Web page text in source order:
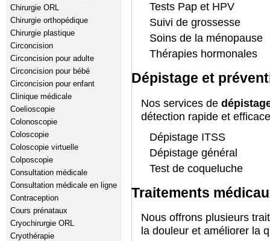
Chirurgie ORL
Chirurgie orthopédique
Chirurgie plastique
Circoncision
Circoncision pour adulte
Circoncision pour bébé
Circoncision pour enfant
Clinique médicale
Coelioscopie
Colonoscopie
Coloscopie
Coloscopie virtuelle
Colposcopie
Consultation médicale
Consultation médicale en ligne
Contraception
Cours prénataux
Cryochirurgie ORL
Cryothérapie
Tests Pap et HPV
Suivi de grossesse
Soins de la ménopause
Thérapies hormonales
Dépistage et
Nos services de
détection rapide et
Dépistage ITSS
Dépistage général
Test de coqueluche
Traitements
Nous offrons plusieurs
la douleur et améliorer la